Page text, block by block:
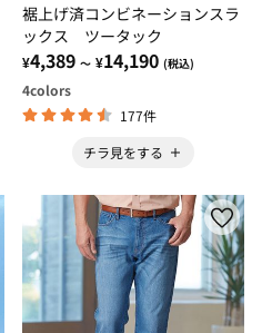
裾上げ済コンビネーションスラ
ックス ツータック
¥4,389 ～ ¥14,190 (税込)
4colors
177件
チラ見をする